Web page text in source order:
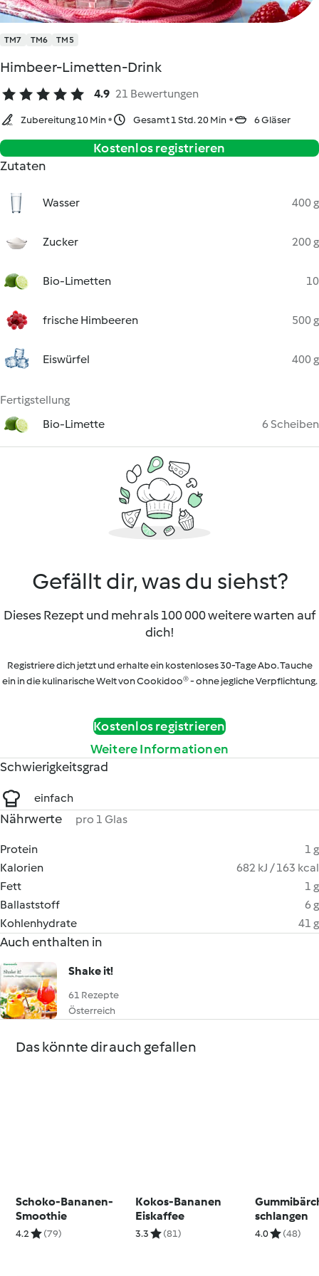
TM7 TM6 TM5
Himbeer-Limetten-Drink
4.9 21 Bewertungen
Zubereitung 10 Min Gesamt 1 Std. 20 Min 6 Gläser
Kostenlos registrieren
Zutaten
Wasser 400 g
Zucker 200 g
Bio-Limetten 10
frische Himbeeren 500 g
Eiswürfel 400 g
Fertigstellung
Bio-Limette
6 Scheiben
Gefällt dir, was du siehst?
Dieses Rezept und mehr als 100 000 weitere warten auf
dich!
Registriere dich jetzt und erhalte ein kostenloses 30-Tage Abo. Tauche
ein in die kulinarische Welt von Cookidoo® - ohne jegliche Verpflichtung.
Kostenlos registrieren
Weitere Informationen
Schwierigkeitsgrad
einfach
Nährwerte pro 1 Glas
Protein
1 g
Kalorien
682 kJ / 163 kcal
Fett
1 g
Ballaststoff
6 g
Kohlenhydrate
41 g
Auch enthalten in
Shake it!
61 Rezepte
Österreich
Das könnte dir auch gefallen
Schoko-Bananen-
Smoothie
4.2 (79)
Kokos-Bananen
Eiskaffee
3.3 (81)
schlangen
4.0 (48)